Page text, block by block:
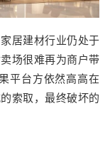
家居建材行业仍处于
场很难再为商户带
平台方依然高高在
索取，最终破坏的